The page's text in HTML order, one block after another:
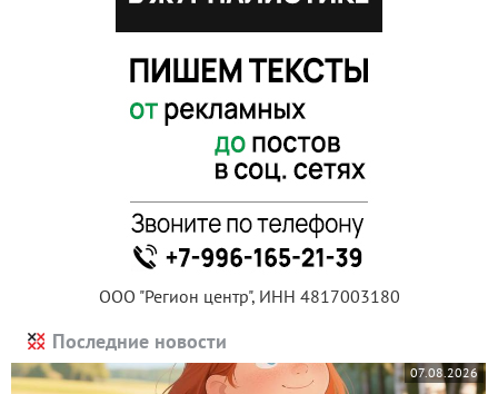
ООО "Регион центр", ИНН 4817003180
Последние новости
07.08.2026